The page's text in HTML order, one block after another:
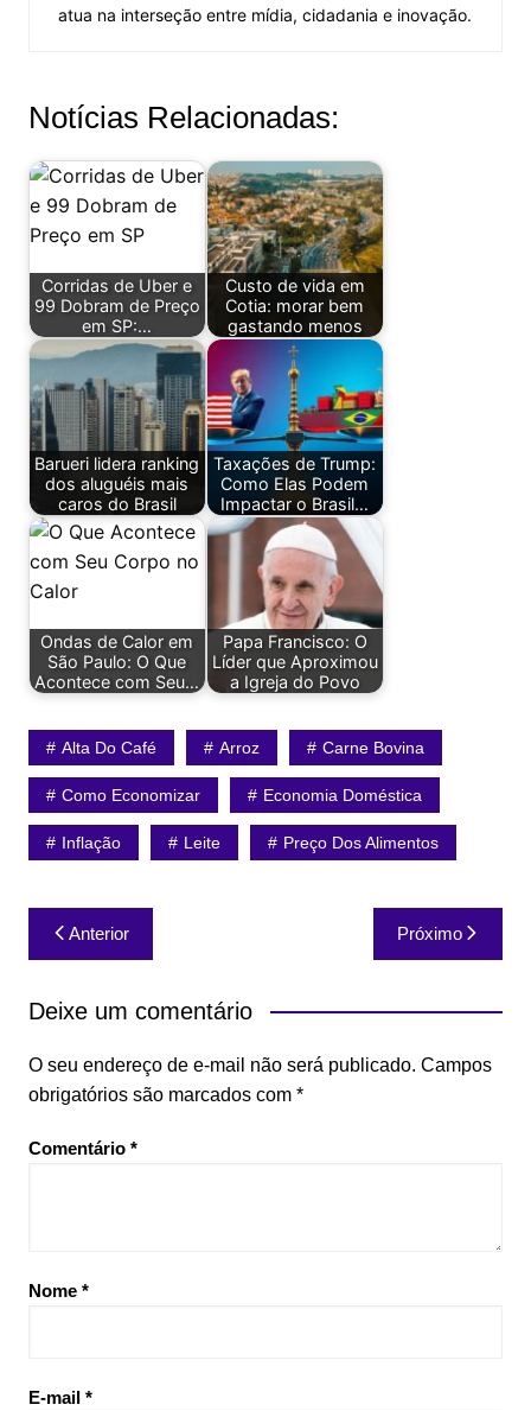
atua na interseção entre mídia, cidadania e inovação.
Notícias Relacionadas:
Corridas de Uber e
99 Dobram de Preço
em SP:…
Custo de vida em
Cotia: morar bem
gastando menos
Barueri lidera ranking
dos aluguéis mais
caros do Brasil
Taxações de Trump:
Como Elas Podem
Impactar o Brasil…
Ondas de Calor em
São Paulo: O Que
Acontece com Seu…
Papa Francisco: O
Líder que Aproximou
a Igreja do Povo
Alta Do Café Arroz Carne Bovina
Como Economizar Economia Doméstica
Inflação Leite Preço Dos Alimentos
Navegação
de
Post
Anterior Próximo
Deixe um comentário
O seu endereço de e-mail não será publicado. Campos
obrigatórios são marcados com *
Comentário *
Nome *
E-mail *